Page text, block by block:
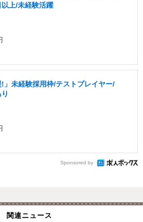
上/未経験活躍
!」未経験採用枠/テストプレイヤー/
Sponsored by
関連ニュース